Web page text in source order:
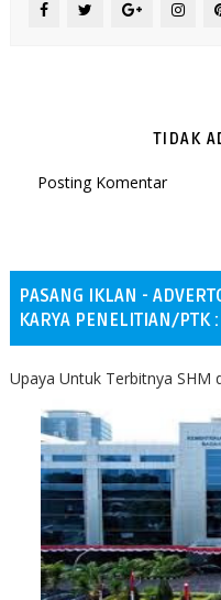
TIDAK
Posting Komentar
PASANG IKLAN -
KARYA PENELITIAN/
Upaya Untuk Terbitnya SHM